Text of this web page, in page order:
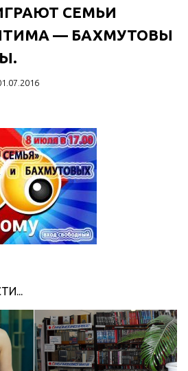
искусств»
школа»
историко-художественный
отдыха им. И.В. Коротеева
библиотечная система»
качества
СЕМЬИ
— БАХМУТОВЫ